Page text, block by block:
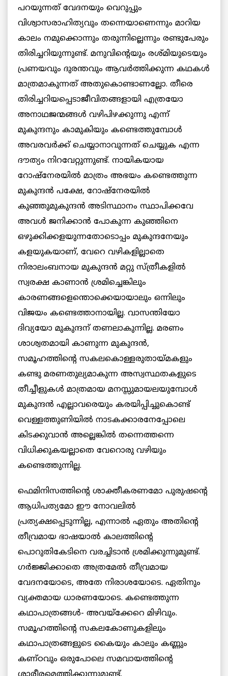
പറയുന്നത് വേദനയും വെറുപ്പും
വിശ്വാസരാഹിത്യവും തന്നെയാണെന്നും മാറിയ
കാലം നമുക്കൊന്നും തരുന്നില്ലെന്നും രണ്ടുപേരും
തിരിച്ചറിയുന്നുണ്ട്. മനുവിന്റെയും രശ്മിയുടെയും
പ്രണയവും ദുരന്തവും ആവര്‍ത്തിക്കുന്ന കഥകള്‍
മാത്രമാകുന്നത് അതുകൊണ്ടാണല്ലോ. തീരെ
തിരിച്ചറിയപ്പെടാജീവിതങ്ങളായി എത്രയോ
അനാഥജന്മങ്ങള്‍ വഴിപിഴക്കുന്നു എന്ന്
മുകുന്ദനും കാമുകിയും കണ്ടെത്തുമ്പോള്‍
അവരവര്‍ക്ക് ചെയ്യാനാവുന്നത് ചെയ്യുക എന്ന
ദൗത്യം നിറവേറ്റുന്നുണ്ട്. നായികയായ
റോഷ്‌നേരയില്‍ മാത്രം അഭയം കണ്ടെത്തുന്ന
മുകുന്ദന്‍ പക്ഷേ, റോഷ്‌നേരയില്‍
കുഞ്ഞുമുകുന്ദന്‍ അടിസ്ഥാനം സ്ഥാപിക്കവേ
അവള്‍ ജനിക്കാന്‍ പോകുന്ന കുഞ്ഞിനെ
ഒഴുക്കിക്കളയുന്നതോടൊപ്പം മുകുന്ദനേയും
കളയുകയാണ്, വേറെ വഴികളില്ലാതെ
നിരാലംബനായ മുകുന്ദന്‍ മറ്റു സ്ത്രീകളില്‍
സ്വരക്ഷ കാണാന്‍ ശ്രമിച്ചെങ്കിലും
കാരണങ്ങളെന്തൊക്കെയായാലും ഒന്നിലും
വിജയം കണ്ടെത്താനായില്ല. വാസന്തിയോ
ദിവ്യയോ മുകുന്ദന് തണലാകുന്നില്ല. മരണം
ശാശ്വതമായി കാണുന്ന മുകുന്ദന്‍,
സമൂഹത്തിന്റെ സകലകൊള്ളരുതായ്മകളും
കണ്ടു മരണതുല്യമാകുന്ന അസ്വസ്ഥതകളുടെ
തീച്ചീളുകള്‍ മാത്രമായ മനസ്സുമായലയുമ്പോള്‍
മുകുന്ദന്‍ എല്ലാവരെയും കരയിപ്പിച്ചുകൊണ്ട്
വെള്ളത്തുണിയില്‍ നാടകക്കാരനേപ്പോലെ
കിടക്കുവാന്‍ അല്ലെങ്കില്‍ തന്നെത്തന്നെ
വിധിക്കുകയല്ലാതെ വേറൊരു വഴിയും
കണ്ടെത്തുന്നില്ല.
ഫെമിനിസത്തിന്റെ ശാക്തീകരണമോ പുരുഷന്റെ
ആധിപത്യമോ ഈ നോവലില്‍
പ്രത്യക്ഷപ്പെടുന്നില്ല, എന്നാല്‍ ഏതും അതിന്റെ
തീവ്രമായ ഭാഷയാല്‍ കാലത്തിന്റെ
പൊറുതികേടിനെ വരച്ചിടാന്‍ ശ്രമിക്കുന്നുമുണ്ട്.
ഗര്‍ജ്ജിക്കാതെ അത്രമേല്‍ തീവ്രമായ
വേദനയോടെ, അതേ നിരാശയോടെ. ഏതിനും
വ്യക്തമായ ധാരണയോടെ. കണ്ടെത്തുന്ന
കഥാപാത്രങ്ങള്‍- അവയ്‌ക്കേറെ മിഴിവും.
സമൂഹത്തിന്റെ സകലകോണുകളിലും
കഥാപാത്രങ്ങളുടെ കൈയും കാലും കണ്ണും
കണ്ഠവും ഒരുപോലെ സമവായത്തിന്റെ